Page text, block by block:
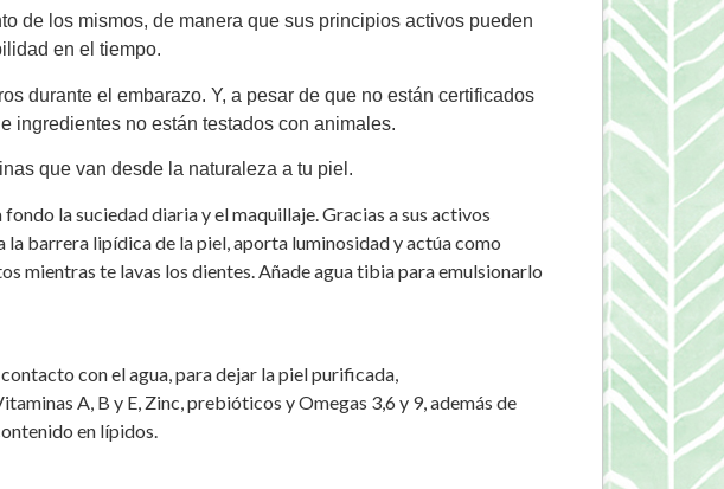
de los mismos, de manera que sus principios activos pueden
en el tiempo.
durante el embarazo. Y, a pesar de que no están certificados
ingredientes no están testados con animales.
que van desde la naturaleza a tu piel.
la suciedad diaria y el maquillaje. Gracias a sus activos
barrera lipídica de la piel, aporta luminosidad y actúa como
mientras te lavas los dientes. Añade agua tibia para emulsionarlo
con el agua, para dejar la piel purificada,
A, B y E, Zinc, prebióticos y Omegas 3,6 y 9, además de
en lípidos.